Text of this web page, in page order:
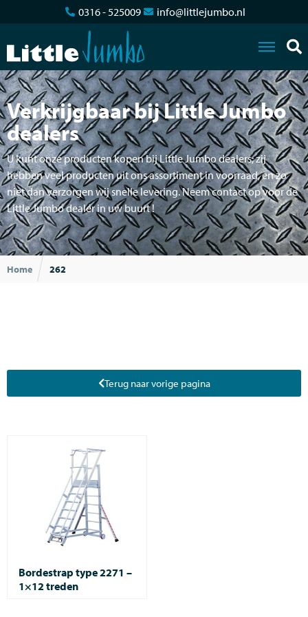
0316 - 525009 info@littlejumbo.nl
Verkrijgbaar bij Little Jumbo
dealers
U kunt onze producten kopen bij Little Jumbo dealers; zij
hebben veel producten uit ons assortiment in voorraad, en zo
niet dan verzorgen wij snelle levering. Neem contact op voor de
Little Jumbo dealer in uw buurt !
Home 262
Terug naar vorige pagina
Bordestrap type 2271 –
1×12 treden